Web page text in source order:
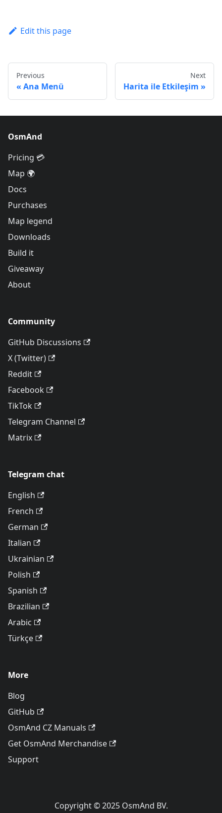
Edit this page
Previous
Ana Menü
Next
Harita ile Etkileşim
OsmAnd
Pricing 💳
Map 🌍
Docs
Purchases
Map legend
Downloads
Build it
Giveaway
About
Community
GitHub Discussions
X (Twitter)
Reddit
Facebook
TikTok
Telegram Channel
Matrix
Telegram chat
English
French
German
Italian
Ukrainian
Polish
Spanish
Brazilian
Arabic
Türkçe
More
Blog
GitHub
OsmAnd CZ Manuals
Get OsmAnd Merchandise
Support
Copyright © 2025 OsmAnd BV.